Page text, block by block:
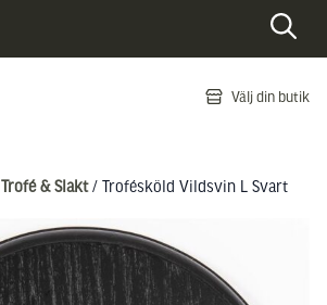
Välj din butik
Trofé & Slakt/ Trofésköld Vildsvin L Svart